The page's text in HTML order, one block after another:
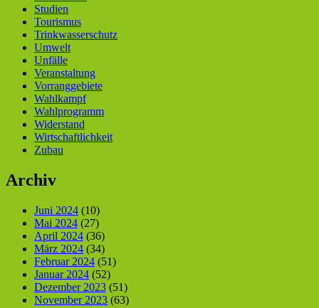
Studien
Tourismus
Trinkwasserschutz
Umwelt
Unfälle
Veranstaltung
Vorranggebiete
Wahlkampf
Wahlprogramm
Widerstand
Wirtschaftlichkeit
Zubau
Archiv
Juni 2024 (10)
Mai 2024 (27)
April 2024 (36)
März 2024 (34)
Februar 2024 (51)
Januar 2024 (52)
Dezember 2023 (51)
November 2023 (63)